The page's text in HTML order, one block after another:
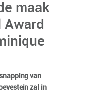
maak
Award
van
zal in